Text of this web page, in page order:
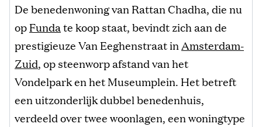
De benedenwoning van Rattan Chadha, die nu
opFundate koop staat, bevindt zich aan de
prestigieuze Van Eeghenstraat in Amsterdam-
Zuid, op steenworp afstand van het
Vondelpark en het Museumplein. Het betreft
een uitzonderlijk dubbel benedenhuis,
verdeeld over twee woonlagen, een woningtype